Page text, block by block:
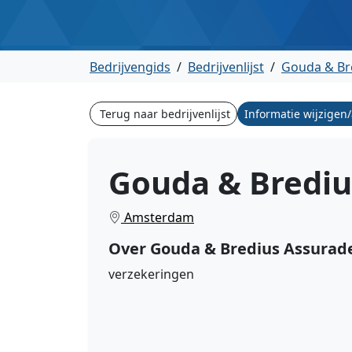
Bedrijvengids / Bedrijvenlijst / Gouda &
Terug naar bedrijvenlijst Informatie
Gouda &
Amsterdam
Over Gouda & Bredius
verzekeringen